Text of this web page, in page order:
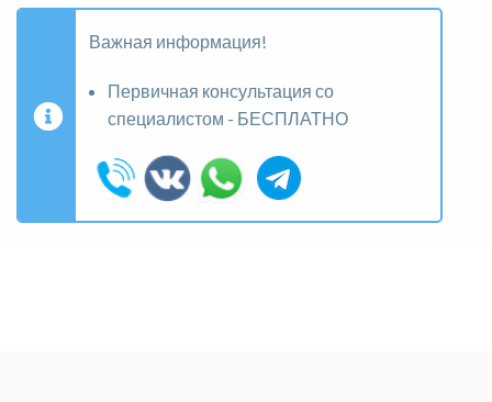
Важная информация!
Первичная консультация со
специалистом - БЕСПЛАТНО